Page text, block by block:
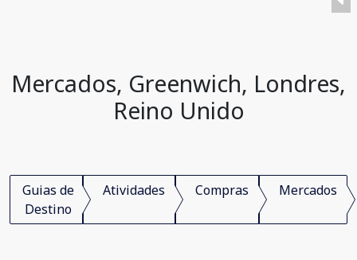
Mercados, Greenwich, Londres,
Reino Unido
Guias de
Destino
Atividades Compras Mercados